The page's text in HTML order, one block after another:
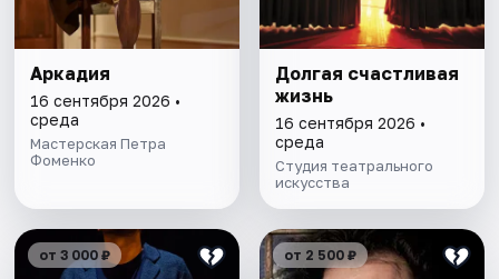
Аркадия
16 сентября 2026 •
среда
Мастерская Петра
Фоменко
Долгая счастливая
жизнь
16 сентября 2026 •
среда
Студия театрального
искусства
от 3 000 ₽ от 2 500 ₽